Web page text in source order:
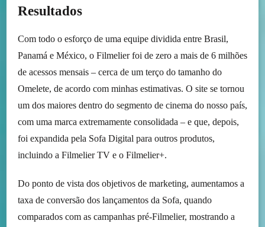
Resultados
Com todo o esforço de uma equipe dividida entre Brasil,
Panamá e México, o Filmelier foi de zero a mais de 6 milhões
de acessos mensais – cerca de um terço do tamanho do
Omelete, de acordo com minhas estimativas. O site se tornou
um dos maiores dentro do segmento de cinema do nosso país,
com uma marca extremamente consolidada – e que, depois,
foi expandida pela Sofa Digital para outros produtos,
incluindo a Filmelier TV e o Filmelier+.
Do ponto de vista dos objetivos de marketing, aumentamos a
taxa de conversão dos lançamentos da Sofa, quando
comparados com as campanhas pré-Filmelier, mostrando a